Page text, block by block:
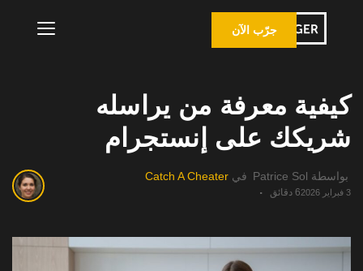
جرّب الآن
كيفية معرفة من يراسله
شريكك على إنستجرام
بواسطة Patrice Sol في Catch A Cheater
3 فبراير 2026 6 دقائق